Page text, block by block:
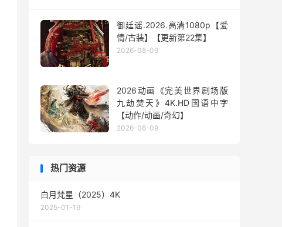
御廷谣.2026.高清1080p【爱
情/古装】【更新第22集】
2026-08-09
2026动画《完美世界剧场版
九劫焚天》4K.HD国语中字
【动作/动画/奇幻】
2026-08-09
热门资源
白月梵星（2025）4K
2025-01-19